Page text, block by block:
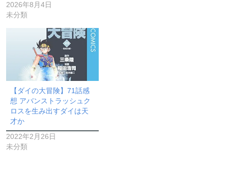
2026年8月4日
未分類
【ダイの大冒険】71話感
想 アバンストラッシュク
ロスを生み出すダイは天
才か
2022年2月26日
未分類